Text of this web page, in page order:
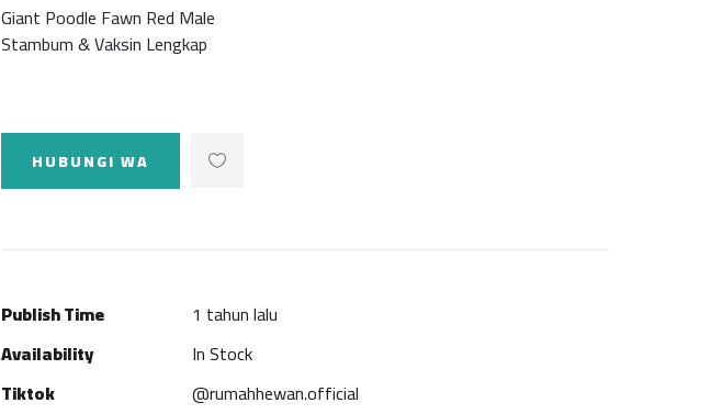
Giant Poodle Fawn Red Male
Stambum & Vaksin Lengkap
HUBUNGI WA
Publish Time
1 tahun lalu
Availability
In Stock
Tiktok
@rumahhewan.official